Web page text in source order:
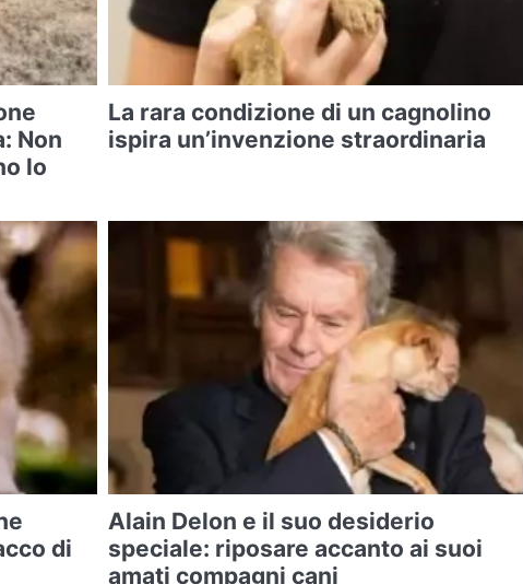
Non
lo
La rara condizione di un cagnolino
ispira un’invenzione straordinaria
di
Alain Delon e il suo desiderio
speciale: riposare accanto ai suoi
amati compagni cani